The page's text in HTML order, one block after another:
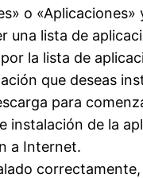
o
una lista de
la lista de
que deseas
para
instalación de la
a Internet.